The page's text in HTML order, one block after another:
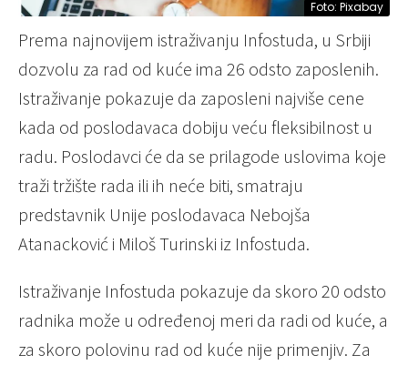
Foto: Pixabay
Prema najnovijem istraživanju Infostuda, u Srbiji
dozvolu za rad od kuće ima 26 odsto zaposlenih.
Istraživanje pokazuje da zaposleni najviše cene
kada od poslodavaca dobiju veću fleksibilnost u
radu. Poslodavci će da se prilagode uslovima koje
traži tržište rada ili ih neće biti, smatraju
predstavnik Unije poslodavaca Nebojša
Atanacković i Miloš Turinski iz Infostuda.
Istraživanje Infostuda pokazuje da skoro 20 odsto
radnika može u određenoj meri da radi od kuće, a
za skoro polovinu rad od kuće nije primenjiv. Za